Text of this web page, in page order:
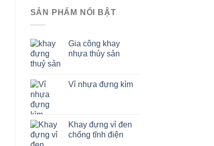
SẢN PHẨM NỔI BẬT
Gia công khay
nhựa thủy sản
Vỉ nhựa đựng kìm
Khay đựng vỉ đen
chống tĩnh điện